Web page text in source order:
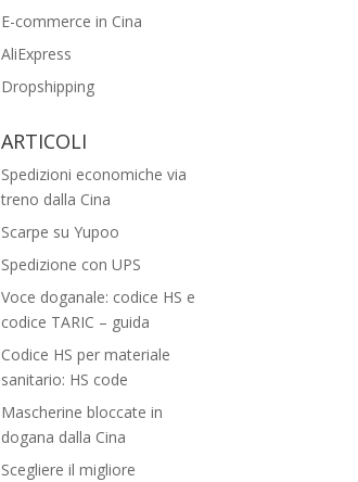
E-commerce in Cina
AliExpress
Dropshipping
ARTICOLI
Spedizioni economiche via
treno dalla Cina
Scarpe su Yupoo
Spedizione con UPS
Voce doganale: codice HS e
codice TARIC – guida
Codice HS per materiale
sanitario: HS code
Mascherine bloccate in
dogana dalla Cina
Scegliere il migliore